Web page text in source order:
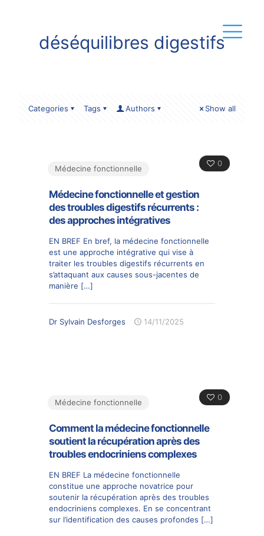
déséquilibres digestifs
Categories Tags Authors Show all
0
Médecine fonctionnelle
Médecine fonctionnelle et gestion
des troubles digestifs récurrents :
des approches intégratives
EN BREF En bref, la médecine fonctionnelle
est une approche intégrative qui vise à
traiter les troubles digestifs récurrents en
s’attaquant aux causes sous-jacentes de
manière […]
Dr Sylvain Desforges 14/11/2025
0
Médecine fonctionnelle
Comment la médecine fonctionnelle
soutient la récupération après des
troubles endocriniens complexes
EN BREF La médecine fonctionnelle
constitue une approche novatrice pour
soutenir la récupération après des troubles
endocriniens complexes. En se concentrant
sur l’identification des causes profondes […]